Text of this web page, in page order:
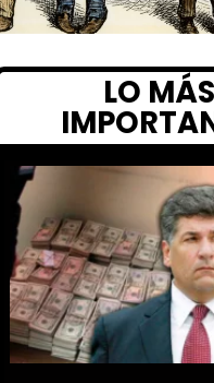
LO MÁS